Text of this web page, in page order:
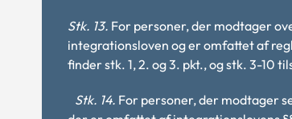
Stk. 13. For personer, der modtager
integrationsloven og er omfattet af
finder stk. 1, 2. og 3. pkt., og stk. 3-10
Stk. 14. For personer, der modtager